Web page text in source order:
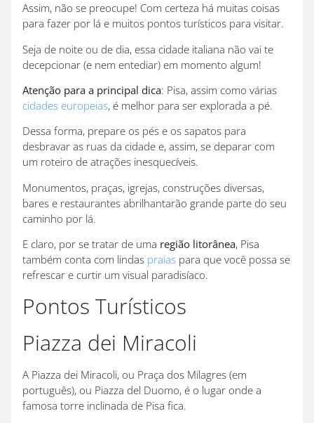
Assim, não se preocupe! Com certeza há muitas coisas
para fazer por lá e muitos pontos turísticos para visitar.
Seja de noite ou de dia, essa cidade italiana não vai te
decepcionar (e nem entediar) em momento algum!
Atenção para a principal dica: Pisa, assim como várias
cidades europeias, é melhor para ser explorada a pé.
Dessa forma, prepare os pés e os sapatos para
desbravar as ruas da cidade e, assim, se deparar com
um roteiro de atrações inesquecíveis.
Monumentos, praças, igrejas, construções diversas,
bares e restaurantes abrilhantarão grande parte do seu
caminho por lá.
E claro, por se tratar de uma região litorânea, Pisa
também conta com lindas praias para que você possa se
refrescar e curtir um visual paradisíaco.
Pontos Turísticos
Piazza dei Miracoli
A Piazza dei Miracoli, ou Praça dos Milagres (em
português), ou Piazza del Duomo, é o lugar onde a
famosa torre inclinada de Pisa fica.